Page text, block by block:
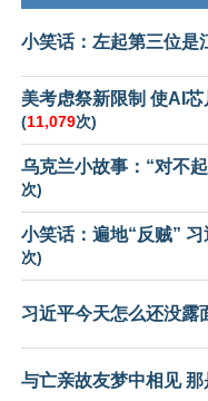
小笑话：左起第三位是
美考虑祭新限制 使AI
(11,079次)
乌克兰小故事：“对不
次)
小笑话：遍地“反贼”
次)
习近平今天怎么还没露
与亡亲故友梦中相见